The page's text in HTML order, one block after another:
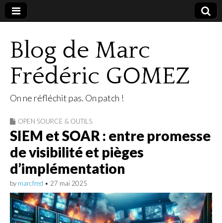
Blog de Marc
Frédéric GOMEZ
On ne réfléchit pas. On patch !
OPEN SOURCE & OUTILS
SIEM et SOAR : entre promesse
de visibilité et pièges
d’implémentation
by marcfred • 27 mai 2025